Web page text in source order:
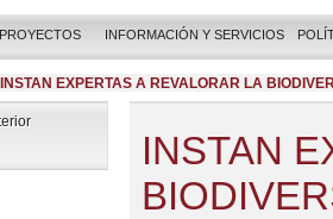
INFORMACIÓN Y SERVICIOS
INSTAN EXPERTAS A REVALORAR LA
INSTAN